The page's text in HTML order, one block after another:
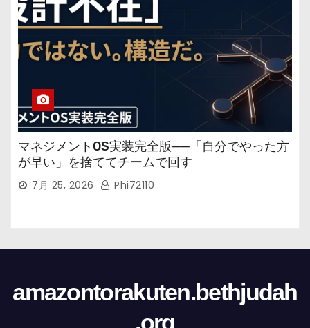
マネジメントOS実装完全版──「自分でやった方
が早い」を捨ててチームで回す
7月 25, 2026 Phi72110
amazontorakuten.bethjudah
.org